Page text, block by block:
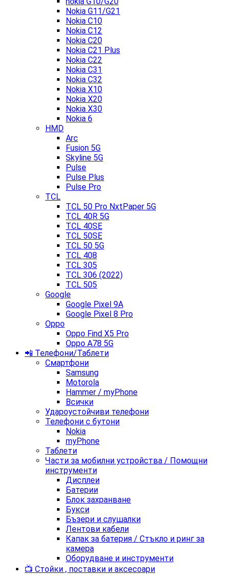
Nokia G11/G21
Nokia C10
Nokia C12
Nokia C20
Nokia C21 Plus
Nokia C22
Nokia C31
Nokia C32
Nokia X10
Nokia X20
Nokia X30
Nokia 6
HMD
Arc
Fusion 5G
Skyline 5G
Pulse
Pulse Plus
Pulse Pro
TCL
TCL 50 Pro NxtPaper 5G
TCL 40R 5G
TCL 40SE
TCL 50SE
TCL 50 5G
TCL 408
TCL 305
TCL 306 (2022)
TCL 505
Google
Google Pixel 9A
Google Pixel 8 Pro
Oppo
Oppo Find X5 Pro
Oppo A78 5G
📲 Телефони/Таблети
Смартфони
Samsung
Motorola
Hammer / myPhone
Всички
Удароустойчиви телефони
Телефони с бутони
Nokia
myPhone
Таблети
Части за мобилни устройства / Помощни
инструменти
Дисплеи
Батерии
Блок захранване
Букси
Бъзери и слушалки
Лентови кабели
Капак за батерия / Стъкло и ринг за
камера
Оборудване и инструменти
📺 Стойки , поставки и аксесоари